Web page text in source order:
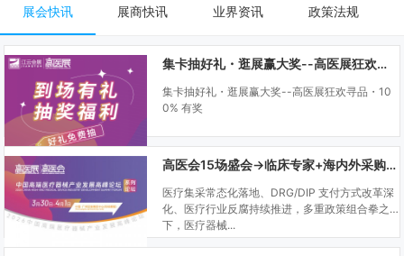
展会快讯 展商快讯 业界资讯 政策法规
集卡抽好礼・逛展赢大奖--高医展狂欢寻品・100% 有奖
集卡抽好礼・逛展赢大奖--高医展狂欢寻品・10
0% 有奖
高医会15场盛会→临床专家+海内外采购商双向对接
医疗集采常态化落地、DRG/DIP 支付方式改革深
化、医疗行业反腐持续推进，多重政策组合拳之
下，医疗器械...